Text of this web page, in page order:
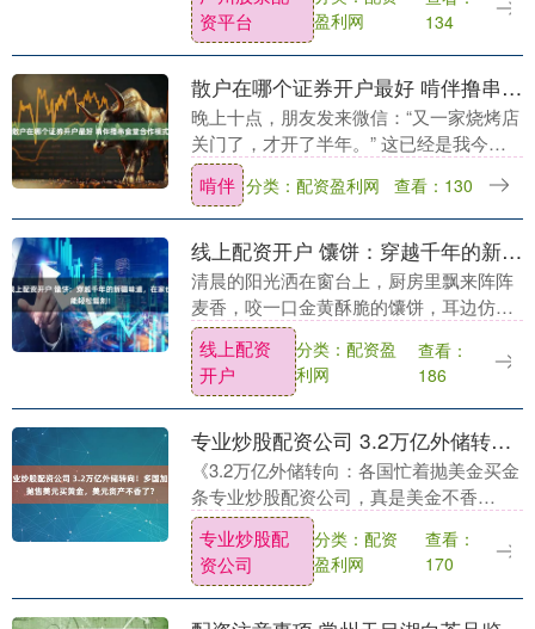
增长。对于巴音郭楞蒙古自治州尉犁县的
家庭而言，如何在....
资平台
盈利网
134
散户在哪个证券开户最好 啃伴撸串食堂合作模式
晚上十点，朋友发来微信：“又一家烧烤店
关门了，才开了半年。” 这已经是我今年
听到的第三起。烧烤，这个号称“夜宵之
王”、市场规模超1600亿的赛道，看起来遍
地黄金....
啃伴 分类：配资盈利网 查看：130
线上配资开户 馕饼：穿越千年的新疆味道，在家也能轻松复刻！
清晨的阳光洒在窗台上，厨房里飘来阵阵
麦香，咬一口金黄酥脆的馕饼，耳边仿佛
响起驼铃声声——这枚承载着丝绸之路记
忆的“新疆披萨”，其实在家也能轻松搞
定！今天咱们就拆....
线上配资
开户
分类：配资盈
利网
查看：
186
专业炒股配资公司 3.2万亿外储转向！多国加速抛售美元买黄金，美元资产不香了？
《3.2万亿外储转向：各国忙着抛美金买金
条专业炒股配资公司，真是美金不香
了？》 夜里，一个外汇局的会议室里灯还
亮着。 窗外城市沉静，室内几个人看着屏
幕上跳动的数....
专业炒股配
资公司
分类：配资
盈利网
查看：
170